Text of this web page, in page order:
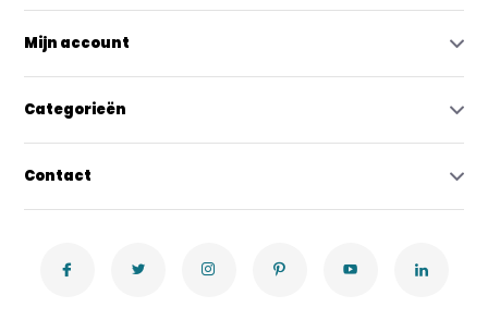
Mijn account
Categorieën
Contact